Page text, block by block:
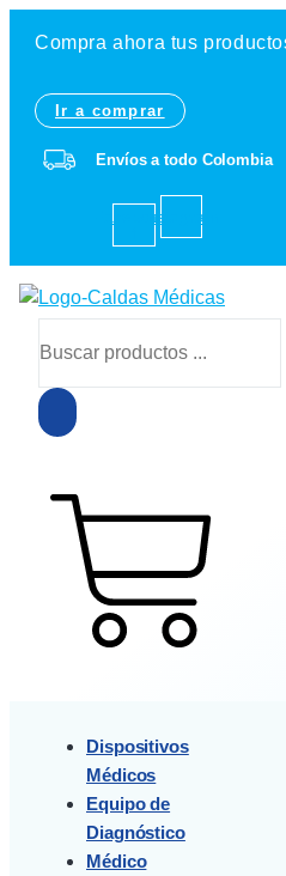
Compra ahora tus
Ir a comprar
Envíos a todo Colombia
Facebook-Instagram
productos
Dispositivos
Médicos
Equipo de
Diagnóstico
Médico